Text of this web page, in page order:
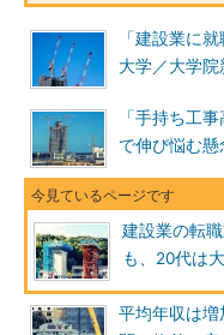
「建設業に
大学／大学
「手持ち工
で伸び悩む
建設業の転
も、20代は
平均年収は